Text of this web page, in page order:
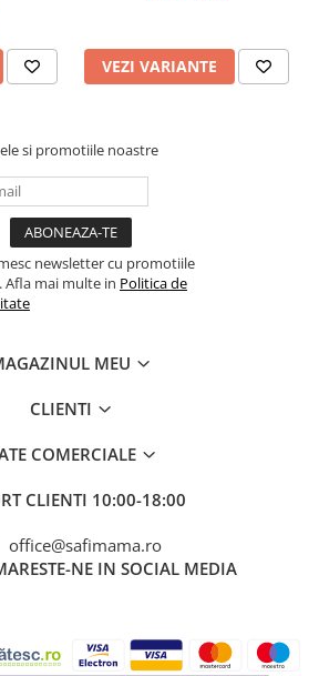
VEZI VARIANTE
si promotiile noastre
newsletter cu promotiile
Afla mai multe in Politica de
MEU
CLIENTI
COMERCIALE
CLIENTI 10:00-18:00
office@safimama.ro
NE IN SOCIAL MEDIA